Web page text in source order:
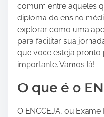
n
c
i
a
e
s
m
e
t
h
i
s
p
s
o
comum entre aqueles
diploma do ensino
explorar como uma
para facilitar sua
que você esteja pronto
importante. Vamos lá!
O que é o
O ENCCEJA, ou